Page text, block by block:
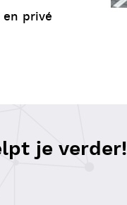
en privé
je verder!